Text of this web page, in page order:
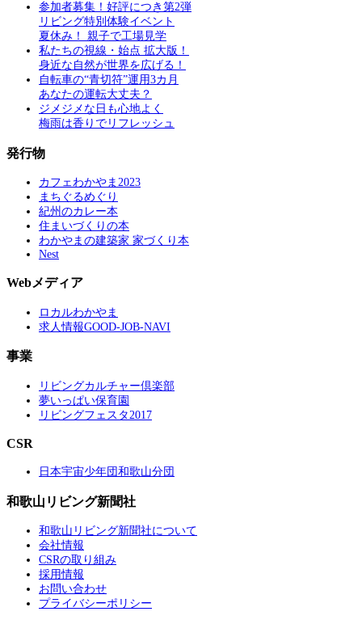
参加者募集！好評につき第2弾
リビング特別体験イベント
夏休み！ 親子で工場見学
私たちの視線・始点 拡大版！
身近な自然が世界を広げる！
自転車の“青切符”運用3カ月
あなたの運転大丈夫？
ジメジメな日も心地よく
梅雨は香りでリフレッシュ
発行物
カフェわかやま2023
まちぐるめぐり
紀州のカレー本
住まいづくりの本
わかやまの建築家 家づくり本
Nest
Webメディア
ロカルわかやま
求人情報GOOD-JOB-NAVI
事業
リビングカルチャー倶楽部
夢いっぱい保育園
リビングフェスタ2017
CSR
日本宇宙少年団和歌山分団
和歌山リビング新聞社
和歌山リビング新聞社について
会社情報
CSRの取り組み
採用情報
お問い合わせ
プライバシーポリシー